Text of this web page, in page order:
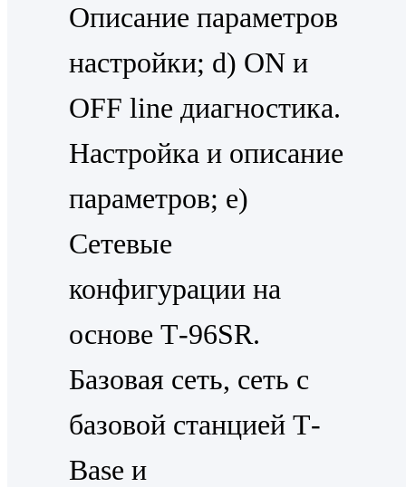
Описание параметров
настройки; d) ОN и
ОFF line диагностика.
Настройка и описание
параметров; e)
Сетевые
конфигурации на
основе Т-96SR.
Базовая сеть, сеть с
базовой станцией Т-
Ваsе и